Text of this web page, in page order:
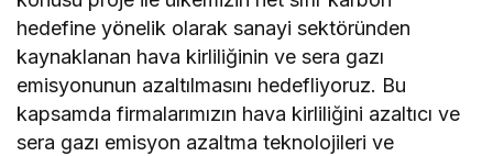
hedefine yönelik olarak sanayi sektöründen
kaynaklanan hava kirliliğinin ve sera gazı
emisyonunun azaltılmasını hedefliyoruz. Bu
kapsamda firmalarımızın hava kirliliğini azaltıcı ve
sera gazı emisyon azaltma teknolojileri ve